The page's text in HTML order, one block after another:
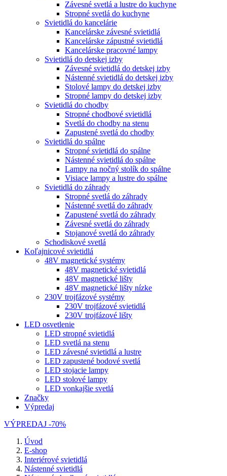
Závesné svetlá a lustre do kuchyne
Stropné svetlá do kuchyne
Svietidlá do kancelárie
Kancelárske závesné svietidlá
Kancelárske zápustné svietidlá
Kancelárske pracovné lampy
Svietidlá do detskej izby
Závesné svietidlá do detskej izby
Nástenné svietidlá do detskej izby
Stolové lampy do detskej izby
Stropné lampy do detskej izby
Svietidlá do chodby
Stropné chodbové svietidlá
Svetlá do chodby na stenu
Zapustené svetlá do chodby
Svietidlá do spálne
Stropné svietidlá do spálne
Nástenné svietidlá do spálne
Lampy na nočný stolík do spálne
Visiace lampy a lustre do spálne
Svietidlá do záhrady
Stropné svetlá do záhrady
Nástenné svetlá do záhrady
Zapustené svetlá do záhrady
Závesné svetlá do záhrady
Stojanové svetlá do záhrady
Schodiskové svetlá
Koľajnicové svietidlá
48V magnetické systémy
48V magnetické svietidlá
48V magnetické lišty
48V magnetické lišty nízke
230V trojfázové systémy
230V trojfázové svietidlá
230V trojfázové lišty
LED osvetlenie
LED stropné svietidlá
LED svetlá na stenu
LED závesné svietidlá a lustre
LED zapustené bodové svetlá
LED stojacie lampy
LED stolové lampy
LED vonkajšie svetlá
Značky
Výpredaj
VÝPREDAJ -70%
Úvod
E-shop
Interiérové svietidlá
Nástenné svietidlá